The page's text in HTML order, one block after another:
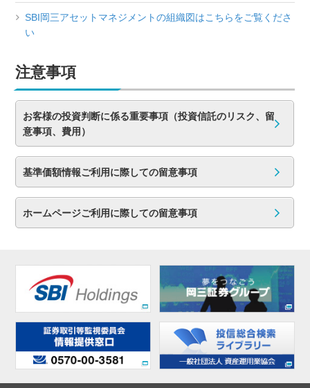
SBI岡三アセットマネジメントの組織図はこちらをご覧くださ
い
注意事項
お客様の投資判断に係る重要事項（投資信託のリスク、留
意事項、費用）
基準価額情報ご利用に際しての留意事項
ホームページご利用に際しての留意事項